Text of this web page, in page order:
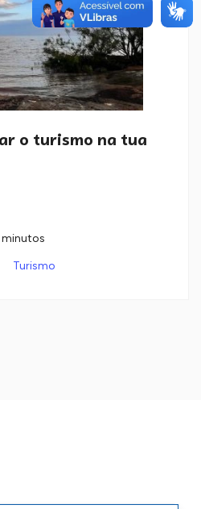
o turismo na tua
minutos
Turismo